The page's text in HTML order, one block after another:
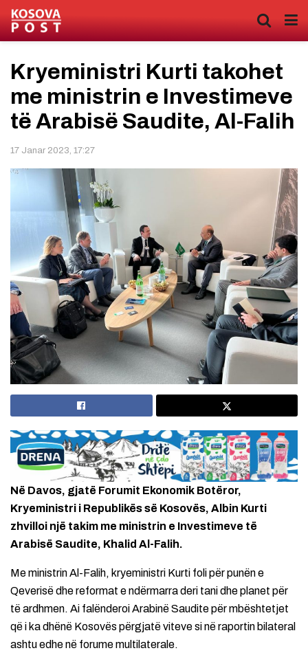
Kryeministri Kurti takohet
me ministrin e Investimeve
të Arabisë Saudite, Al-Falih
17 Janar 2023, 17:27
Në Davos, gjatë Forumit Ekonomik Botëror,
Kryeministri i Republikës së Kosovës, Albin Kurti
zhvilloi një takim me ministrin e Investimeve të
Arabisë Saudite, Khalid Al-Falih.
Me ministrin Al-Falih, kryeministri Kurti foli për punën e
Qeverisë dhe reformat e ndërmarra deri tani dhe planet për
të ardhmen. Ai falënderoi Arabinë Saudite për mbështetjet
që i ka dhënë Kosovës përgjatë viteve si në raportin bilateral
ashtu edhe në forume multilaterale.